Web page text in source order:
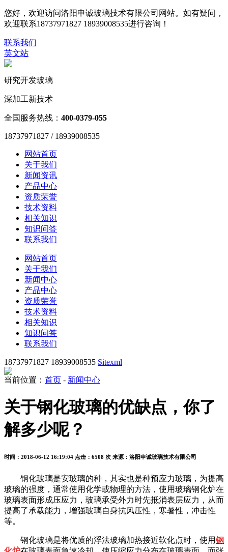
您好，欢迎访问洛阳申诚玻璃技术有限公司网站。如有疑问，
欢迎联系18737971827 18939008535进行咨询！
联系我们
英文站
研究开发玻璃
深加工新技术
全国服务热线： 400-0379-055
18737971827 / 18939008535
网站首页
关于我们
新闻资讯
产品中心
资质荣誉
技术资料
相关知识
知识问答
联系我们
网站首页
关于我们
新闻中心
产品中心
资质荣誉
技术资料
相关知识
知识问答
联系我们
18737971827 18939008535 Sitexml
当前位置： 首页 - 新闻中心
关于钢化玻璃的优缺点，你了
解多少呢？
时间：2018-06-12 16:19:04 点击：6508 次 来源：洛阳申诚玻璃技术有限公司
钢化玻璃是安玻璃的种，其实也是种预应力玻璃，为提高
玻璃的强度，通常使用化学或物理的方法，使用玻璃钢化炉在
玻璃表面形成压应力，玻璃承受外力时先抵消表层应力，从而
提高了承载能力，增强玻璃自身抗风压性，寒暑性，冲击性
等。
钢化玻璃是将优质的浮法玻璃加热接近软化点时，使用钢